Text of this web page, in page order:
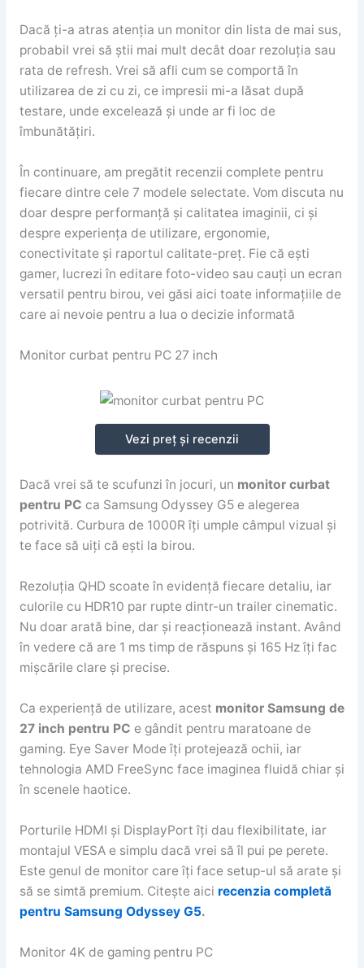
Dacă ți-a atras atenția un monitor din lista de mai sus,
probabil vrei să știi mai mult decât doar rezoluția sau
rata de refresh. Vrei să afli cum se comportă în
utilizarea de zi cu zi, ce impresii mi-a lăsat după
testare, unde excelează și unde ar fi loc de
îmbunătățiri.
În continuare, am pregătit recenzii complete pentru
fiecare dintre cele 7 modele selectate. Vom discuta nu
doar despre performanță și calitatea imaginii, ci și
despre experiența de utilizare, ergonomie,
conectivitate și raportul calitate-preț. Fie că ești
gamer, lucrezi în editare foto-video sau cauți un ecran
versatil pentru birou, vei găsi aici toate informațiile de
care ai nevoie pentru a lua o decizie informată
Monitor curbat pentru PC 27 inch
Vezi preț și recenzii
Dacă vrei să te scufunzi în jocuri, un monitor curbat
pentru PC ca Samsung Odyssey G5 e alegerea
potrivită. Curbura de 1000R îți umple câmpul vizual și
te face să uiți că ești la birou.
Rezoluția QHD scoate în evidență fiecare detaliu, iar
culorile cu HDR10 par rupte dintr-un trailer cinematic.
Nu doar arată bine, dar și reacționează instant. Având
în vedere că are 1 ms timp de răspuns și 165 Hz îți fac
mișcările clare și precise.
Ca experiență de utilizare, acest monitor Samsung de
27 inch pentru PC e gândit pentru maratoane de
gaming. Eye Saver Mode îți protejează ochii, iar
tehnologia AMD FreeSync face imaginea fluidă chiar și
în scenele haotice.
Porturile HDMI și DisplayPort îți dau flexibilitate, iar
montajul VESA e simplu dacă vrei să îl pui pe perete.
Este genul de monitor care îți face setup-ul să arate și
să se simtă premium. Citește aici recenzia completă
pentru Samsung Odyssey G5.
Monitor 4K de gaming pentru PC